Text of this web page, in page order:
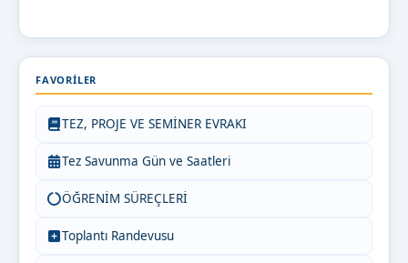
FAVORILER
TEZ, PROJE VE SEMİNER EVRAKI
Tez Savunma Gün ve Saatleri
ÖĞRENİM SÜREÇLERİ
Toplantı Randevusu